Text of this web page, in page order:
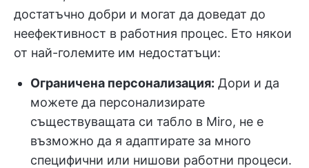
достатъчно добри и могат да доведат до
неефективност в работния процес. Ето някои
от най-големите им недостатъци:
Ограничена персонализация: Дори и да
можете да персонализирате
съществуващата си табло в Miro, не е
възможно да я адаптирате за много
специфични или нишови работни процеси.